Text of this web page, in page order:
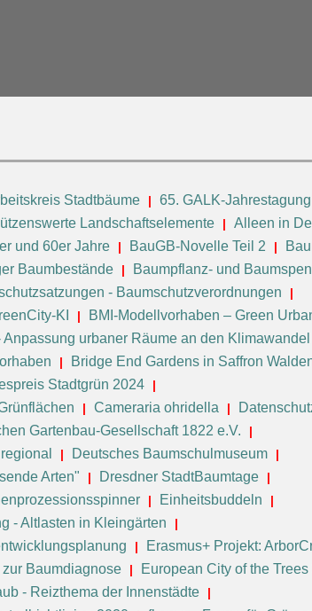
Stadtbäume
65. GALK-Jahrestagung
Landschaftselemente
Alleen in
und 60er Jahre BauGB-Novelle Teil 2
Baumbestände
Baumpflanz- und
- Baumschutzverordnungen
KI
BMI-Modellvorhaben – Green
Anpassung urbaner Räume an den Klimawandel
Bridge End Gardens in Saffron
Stadtgrün 2024
Cameraria ohridella
Gartenbau-Gesellschaft 1822 e.V.
Deutsches Baumschulmuseum
Arten"
Dresdner StadtBaumtage
Einheitsbuddeln
- Altlasten in Kleingärten
Erasmus+ Projekt:
Baumdiagnose
European City of the
- Reizthema der Innenstädte